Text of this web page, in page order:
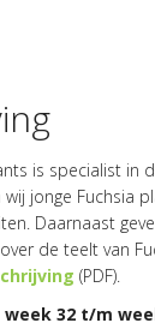
is specialist in
wij jonge Fuchsia
Daarnaast
de teelt van
(PDF).
week 32 t/m